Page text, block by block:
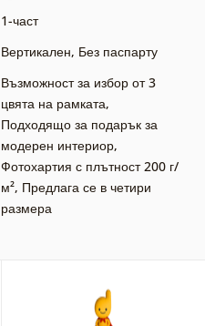
1-част
Вертикален, Без паспарту
Възможност за избор от 3
цвята на рамката,
Подходящо за подарък за
модерен интериор,
Фотохартия с плътност 200 г/
м², Предлага се в четири
размера